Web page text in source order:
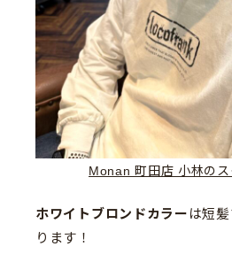
Monan 町田店 小林のス
ホワイトブロンドカラー は短
ります！